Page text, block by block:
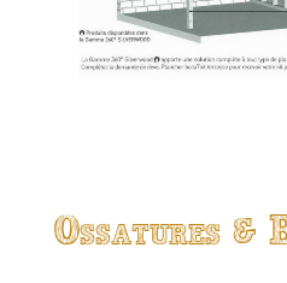
Ossatures &